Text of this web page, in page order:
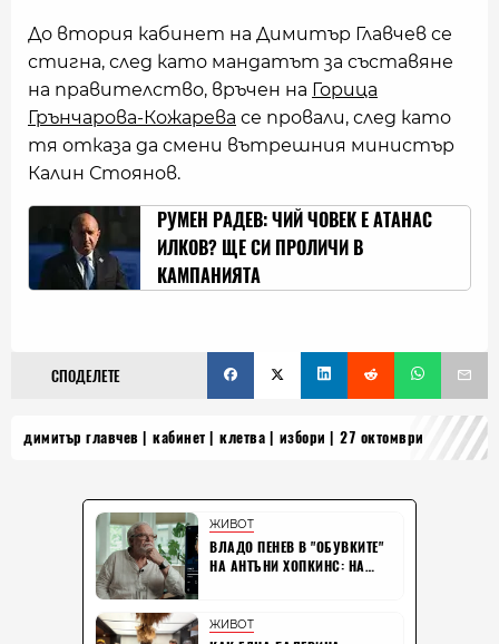
До втория кабинет на Димитър Главчев се
стигна, след като мандатът за съставяне
на правителство, връчен на Горица
Грънчарова-Кожарева се провали, след като
тя отказа да смени вътрешния министър
Калин Стоянов.
РУМЕН РАДЕВ: ЧИЙ ЧОВЕК Е АТАНАС
ИЛКОВ? ЩЕ СИ ПРОЛИЧИ В
КАМПАНИЯТА
СПОДЕЛЕТЕ
димитър главчев кабинет клетва избори 27 октомври